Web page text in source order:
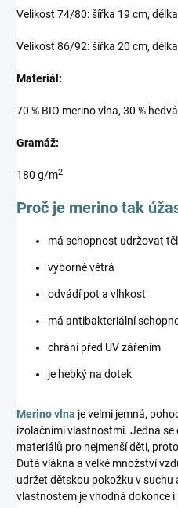
Velikost 74/80: šířka 19 cm,
Velikost 86/92: šířka 20 cm,
Materiál:
70 % BIO merino vlna, 30 %
Gramáž:
180 g/m2
Proč je merino tak
má schopnost udržovat
výborně větrá
odvádí pot a vlhkost
má antibakteriální
chrání před UV zářením
je hebký na dotek
Merino vlna je velmi jemná,
izolačními vlastnostmi. Jedná se
materiálů pro nejmenší děti,
Dutá vlákna a velké množství
udržet dětskou pokožku v suchu
vlastnostem je vhodná dokonce i